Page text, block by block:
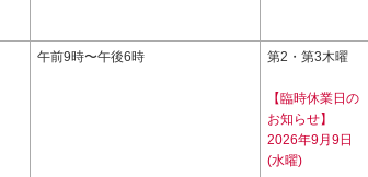
午前9時〜午後6時 第2・第3木曜
【臨時休業日の
お知らせ】
2026年9月9日
(水曜)